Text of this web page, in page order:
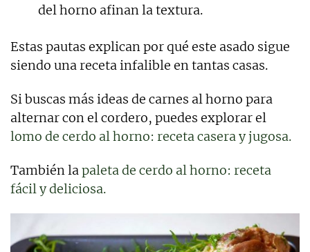
del horno afinan la textura.
Estas pautas explican por qué este asado sigue
siendo una receta infalible en tantas casas.
Si buscas más ideas de carnes al horno para
alternar con el cordero, puedes explorar el
lomo de cerdo al horno: receta casera y jugosa.
También lapaleta de cerdo al horno: receta
fácil y deliciosa.